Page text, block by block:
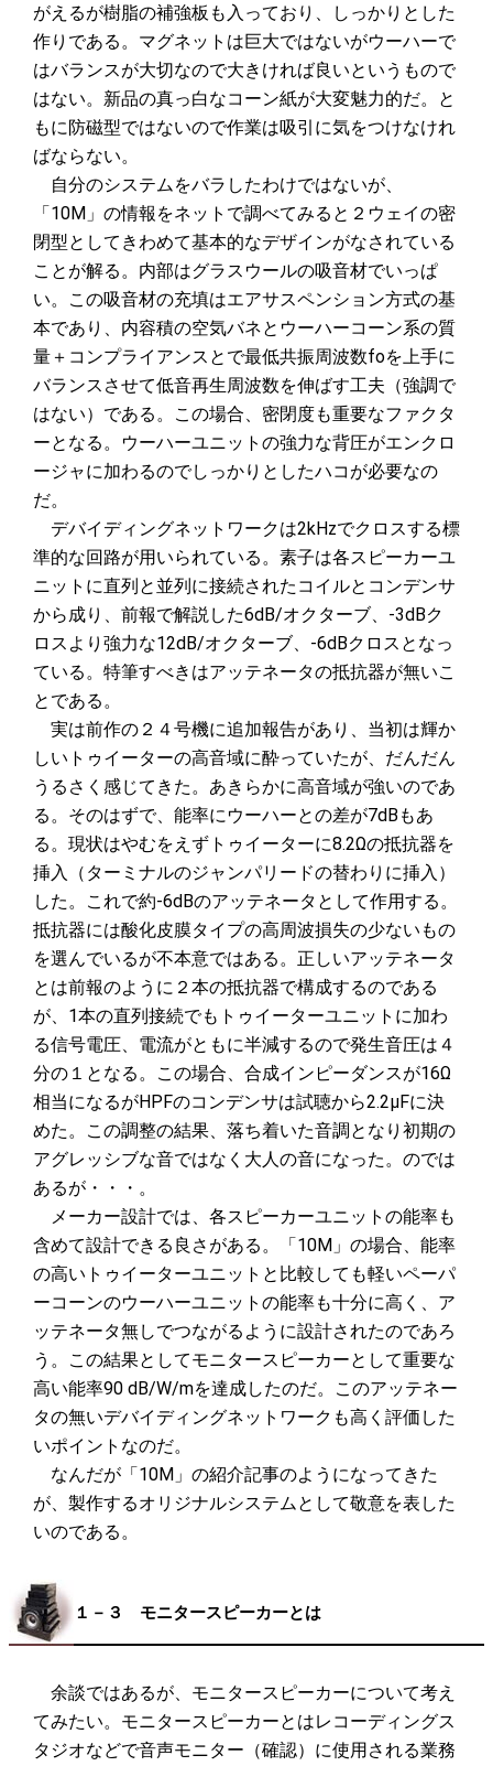
がえるが樹脂の補強板も入っており、しっかりとした
作りである。マグネットは巨大ではないがウーハーで
はバランスが大切なので大きければ良いというもので
はない。新品の真っ白なコーン紙が大変魅力的だ。と
もに防磁型ではないので作業は吸引に気をつけなけれ
ばならない。
自分のシステムをバラしたわけではないが、
「10M」の情報をネットで調べてみると２ウェイの密
閉型としてきわめて基本的なデザインがなされている
ことが解る。内部はグラスウールの吸音材でいっぱ
い。この吸音材の充填はエアサスペンション方式の基
本であり、内容積の空気バネとウーハーコーン系の質
量＋コンプライアンスとで最低共振周波数foを上手に
バランスさせて低音再生周波数を伸ばす工夫（強調で
はない）である。この場合、密閉度も重要なファクタ
ーとなる。ウーハーユニットの強力な背圧がエンクロ
ージャに加わるのでしっかりとしたハコが必要なの
だ。
デバイディングネットワークは2kHzでクロスする標
準的な回路が用いられている。素子は各スピーカーユ
ニットに直列と並列に接続されたコイルとコンデンサ
から成り、前報で解説した6dB/オクターブ、-3dBク
ロスより強力な12dB/オクターブ、-6dBクロスとなっ
ている。特筆すべきはアッテネータの抵抗器が無いこ
とである。
実は前作の２４号機に追加報告があり、当初は輝か
しいトゥイーターの高音域に酔っていたが、だんだん
うるさく感じてきた。あきらかに高音域が強いのであ
る。そのはずで、能率にウーハーとの差が7dBもあ
る。現状はやむをえずトゥイーターに8.2Ωの抵抗器を
挿入（ターミナルのジャンパリードの替わりに挿入）
した。これで約-6dBのアッテネータとして作用する。
抵抗器には酸化皮膜タイプの高周波損失の少ないもの
を選んでいるが不本意ではある。正しいアッテネータ
とは前報のように２本の抵抗器で構成するのである
が、1本の直列接続でもトゥイーターユニットに加わ
る信号電圧、電流がともに半減するので発生音圧は４
分の１となる。この場合、合成インピーダンスが16Ω
相当になるがHPFのコンデンサは試聴から2.2μFに決
めた。この調整の結果、落ち着いた音調となり初期の
アグレッシブな音ではなく大人の音になった。のでは
あるが・・・。
メーカー設計では、各スピーカーユニットの能率も
含めて設計できる良さがある。「10M」の場合、能率
の高いトゥイーターユニットと比較しても軽いペーパ
ーコーンのウーハーユニットの能率も十分に高く、ア
ッテネータ無しでつながるように設計されたのであろ
う。この結果としてモニタースピーカーとして重要な
高い能率90 dB/W/mを達成したのだ。このアッテネー
タの無いデバイディングネットワークも高く評価した
いポイントなのだ。
なんだが「10M」の紹介記事のようになってきた
が、製作するオリジナルシステムとして敬意を表した
いのである。
１－３ モニタースピーカーとは
余談ではあるが、モニタースピーカーについて考え
てみたい。モニタースピーカーとはレコーディングス
タジオなどで音声モニター（確認）に使用される業務